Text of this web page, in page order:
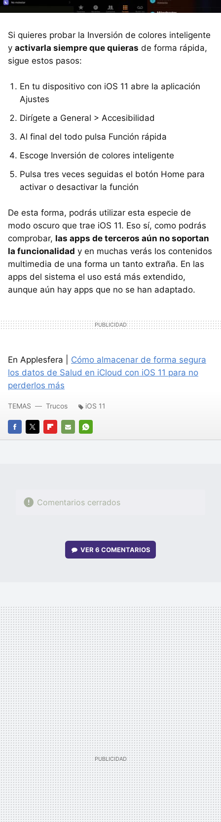
Si quieres probar la Inversión de colores inteligente
y activarla siempre que quieras de forma rápida,
sigue estos pasos:
En tu dispositivo con iOS 11 abre la aplicación
Ajustes
Dirígete a General > Accesibilidad
Al final del todo pulsa Función rápida
Escoge Inversión de colores inteligente
Pulsa tres veces seguidas el botón Home para
activar o desactivar la función
De esta forma, podrás utilizar esta especie de
modo oscuro que trae iOS 11. Eso sí, como podrás
comprobar, las apps de terceros aún no soportan
la funcionalidad y en muchas verás los contenidos
multimedia de una forma un tanto extraña. En las
apps del sistema el uso está más extendido,
aunque aún hay apps que no se han adaptado.
En Applesfera | Cómo almacenar de forma segura
los datos de Salud en iCloud con iOS 11 para no
perderlos más
FACEBOOK
TWITTERFLIPBOARD
E-
WHATSAPP
TEMAS Trucos iOS 11
Comentarios cerrados
VER 6 COMENTARIOS